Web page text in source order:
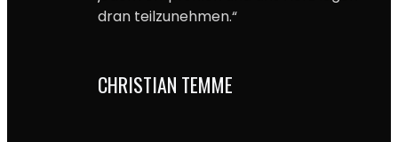
dran teilzunehmen.“
CHRISTIAN TEMME